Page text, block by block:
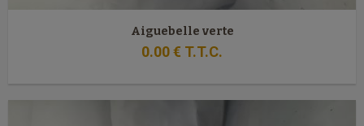
Aiguebelle verte
0.00€ T.T.C.